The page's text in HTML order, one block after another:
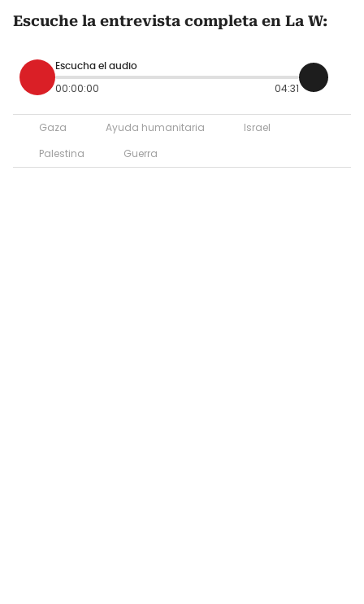
Escuche la entrevista completa en La W:
Escucha el audio
00:00:00 04:31
Gaza Ayuda humanitaria
Israel
Palestina
Guerra